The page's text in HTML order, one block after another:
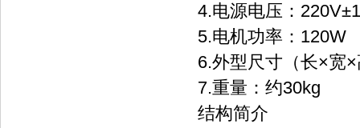
4.电源电压：
5.电机功率：120W
6.外型尺寸（长×宽
7.重量：约30kg
结构简介